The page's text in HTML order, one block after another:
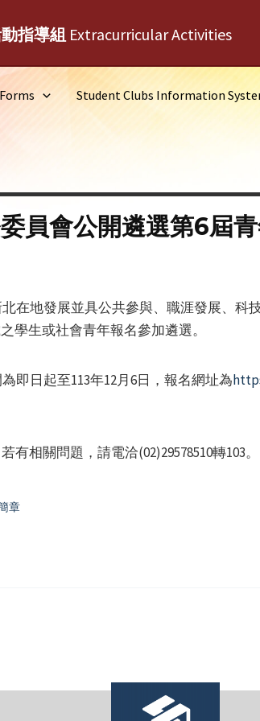
指導組 Extracurricular Activities
Student Clubs Information
員會公開遴選第6屆
在地發展並具公共參與、職涯發展、科
學生或社會青年報名參加遴選。
即日起至113年12月6日，報名網址為
相關問題，請電洽(02)29578510轉103。
章